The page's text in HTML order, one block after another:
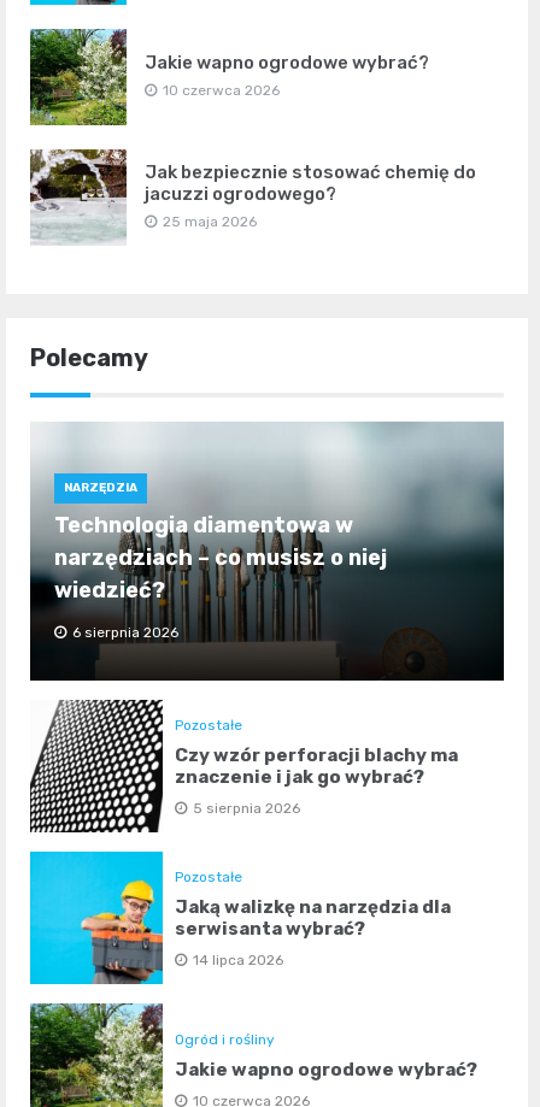
Jakie wapno ogrodowe wybrać?
10 czerwca 2026
Jak bezpiecznie stosować chemię do
jacuzzi ogrodowego?
25 maja 2026
Polecamy
NARZĘDZIA
Technologia diamentowa w
narzędziach – co musisz o niej
wiedzieć?
6 sierpnia 2026
Pozostałe
Czy wzór perforacji blachy ma
znaczenie i jak go wybrać?
5 sierpnia 2026
Pozostałe
Jaką walizkę na narzędzia dla
serwisanta wybrać?
14 lipca 2026
Ogród i rośliny
Jakie wapno ogrodowe wybrać?
10 czerwca 2026